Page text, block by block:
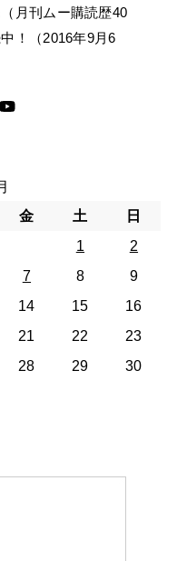
月刊ムー購読歴40
！（2016年9月6
金 土
日
1
2
7 8
9
14 15
16
21 22
23
28 29
30